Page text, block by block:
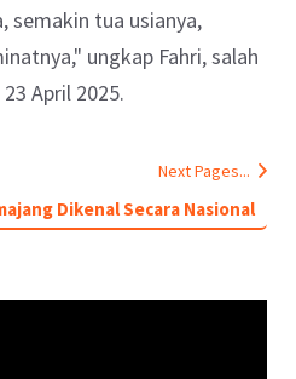
semakin tua usianya,
ungkap Fahri, salah
April 2025.
Next Pages...
Dikenal Secara Nasional